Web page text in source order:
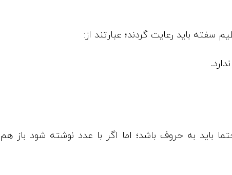
مبلغ سفته حتما باید به حروف باشد؛ اما اگر با عدد نوشته شود باز هم